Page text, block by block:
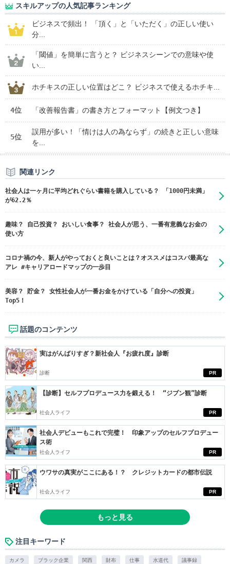
スキルアップの人気記事ランキング
ビジネスで頻出！ 「頂く」と「いただく」の正しい使い
分...
「閾値」を簡単に言うと？ ビジネスシーンでの意味や使
い...
ホチキスの正しい位置はどこ？ ビジネスで使えるホチキ...
4位 「改善報告書」の書き方とフォーマット【例文つき】
5位
誤用が多い！「情けは人の為ならず」の続きと正しい意味
を...
関連リンク
社会人は一ヶ月に平均どれぐらい書籍を購入している？ 「1000円未満」
が62.2％
趣味？ 自己投資？ おいしい食事？ 社会人が思う、一番有意義なお金の
使い方
コロナ禍の今、新人がやっておくと良いことは？オススメはコスパ最高な
アレ #キャリアロードマップの一歩目
美容？ 貯金？ 女性社会人が一番お金をかけている「自分への投資」
Top5！
話題のコンテンツ
PR
実はがんばりすぎ？新社会人『お疲れ度』診断
診断
PR
【診断】セルフプロデュース力を鍛える！ “ジブン観”診断
社会人ライフ
PR
社会人デビューもこれで完璧！ 印象アップのセルフプロデュー
ス術
社会人ライフ
PR
ウワサの真実がここにある！？ クレジットカードの都市伝説
社会人ライフ
もっと見る
注目キーワード
カメラ ブラック企業 関西 財布 仕事 水道代 議事録